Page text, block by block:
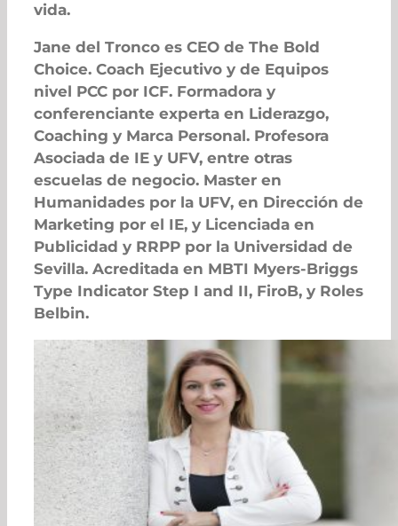
vida.
Jane del Tronco es CEO de The Bold
Choice. Coach Ejecutivo y de Equipos
nivel PCC por ICF. Formadora y
conferenciante experta en Liderazgo,
Coaching y Marca Personal. Profesora
Asociada de IE y UFV, entre otras
escuelas de negocio. Master en
Humanidades por la UFV, en Dirección de
Marketing por el IE, y Licenciada en
Publicidad y RRPP por la Universidad de
Sevilla. Acreditada en MBTI Myers-Briggs
Type Indicator Step I and II, FiroB, y Roles
Belbin.